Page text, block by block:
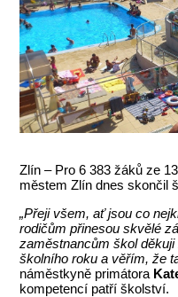
Zlín – Pro 6 383 žáků ze
městem Zlín dnes skončil
„Přeji všem, ať jsou co
rodičům přinesou skvělé
zaměstnancům škol
školního roku a věřím, že
náměstkyně primátora
kompetencí patří školství.